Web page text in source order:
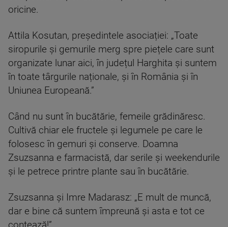
oricine.
Attila Kosutan, președintele asociației: „Toate
siropurile și gemurile merg spre piețele care sunt
organizate lunar aici, în județul Harghita și suntem
în toate târgurile naționale, și în România și în
Uniunea Europeană.”
Când nu sunt în bucătărie, femeile grădinăresc.
Cultivă chiar ele fructele și legumele pe care le
folosesc în gemuri și conserve. Doamna
Zsuzsanna e farmacistă, dar serile și weekendurile
și le petrece printre plante sau în bucătărie.
Zsuzsanna și Imre Madarasz: „E mult de muncă,
dar e bine că suntem împreună și asta e tot ce